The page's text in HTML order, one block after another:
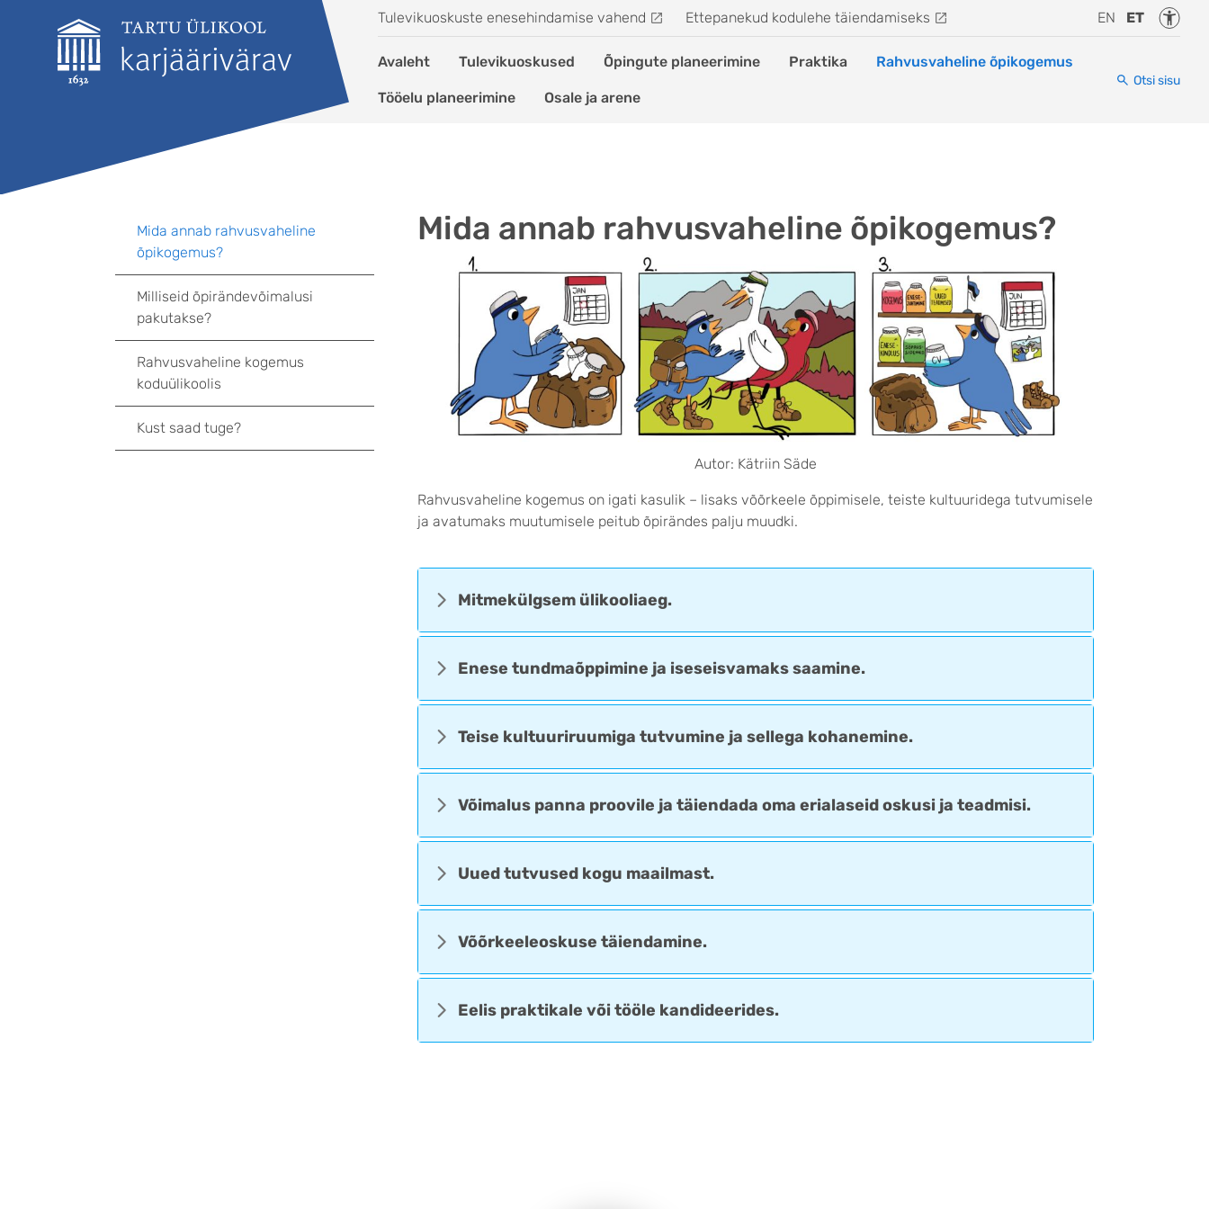
Tulevikuoskuste enesehindamise vahend Ettepanekud kodulehe täiendamiseks EN ET
Avaleht Tulevikuoskused Õpingute planeerimine Praktika Rahvusvaheline õpikogemus
Tööelu planeerimine Osale ja arene
Otsi sisu
Mida annab rahvusvaheline õpikogemus?
Autor: Kätriin Säde
Rahvusvaheline kogemus on igati kasulik – lisaks võõrkeele õppimisele, teiste kultuuridega tutvumisele
ja avatumaks muutumisele peitub õpirändes palju muudki.
Mitmekülgsem ülikooliaeg.
Enese tundmaõppimine ja iseseisvamaks saamine.
Teise kultuuriruumiga tutvumine ja sellega kohanemine.
Võimalus panna proovile ja täiendada oma erialaseid oskusi ja teadmisi.
Uued tutvused kogu maailmast.
Võõrkeeleoskuse täiendamine.
Eelis praktikale või tööle kandideerides.
Mida annab rahvusvaheline
õpikogemus?
Milliseid õpirändevõimalusi
pakutakse?
Rahvusvaheline kogemus
koduülikoolis
Kust saad tuge?